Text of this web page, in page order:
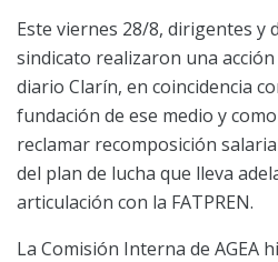
Este viernes 28/8, dirigentes y
sindicato realizaron una
diario Clarín, en coincidencia
fundación de ese medio y
reclamar recomposición
del plan de lucha que lleva
articulación con la FATPREN.
La Comisión Interna de AGEA